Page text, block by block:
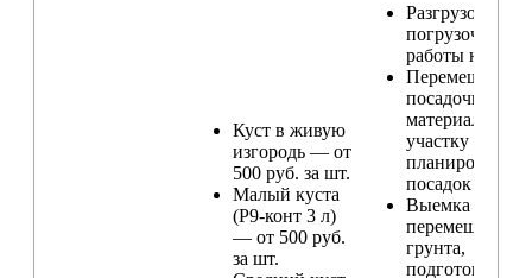
Куст в живую
изгородь — от
500 руб. за шт.
Малый куста
(Р9-конт 3 л)
— от 500 руб.
за шт.
Разгрузо-
погрузочные
работы на
Перемещение
посадочного
материала по
участку и
планирование
посадок
Выемка и
перемещение
грунта,
подготовка